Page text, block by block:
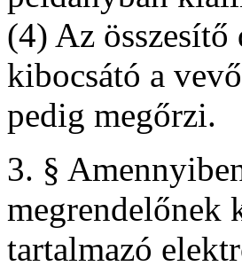
(4) Az
kibocsátó a
pedig megőrzi.
3. §
megrendelőnek
tartalmazó